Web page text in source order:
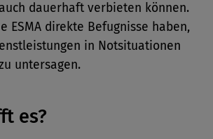
dauerhaft verbieten können.
ESMA direkte Befugnisse haben,
in Notsituationen
untersagen.
es?